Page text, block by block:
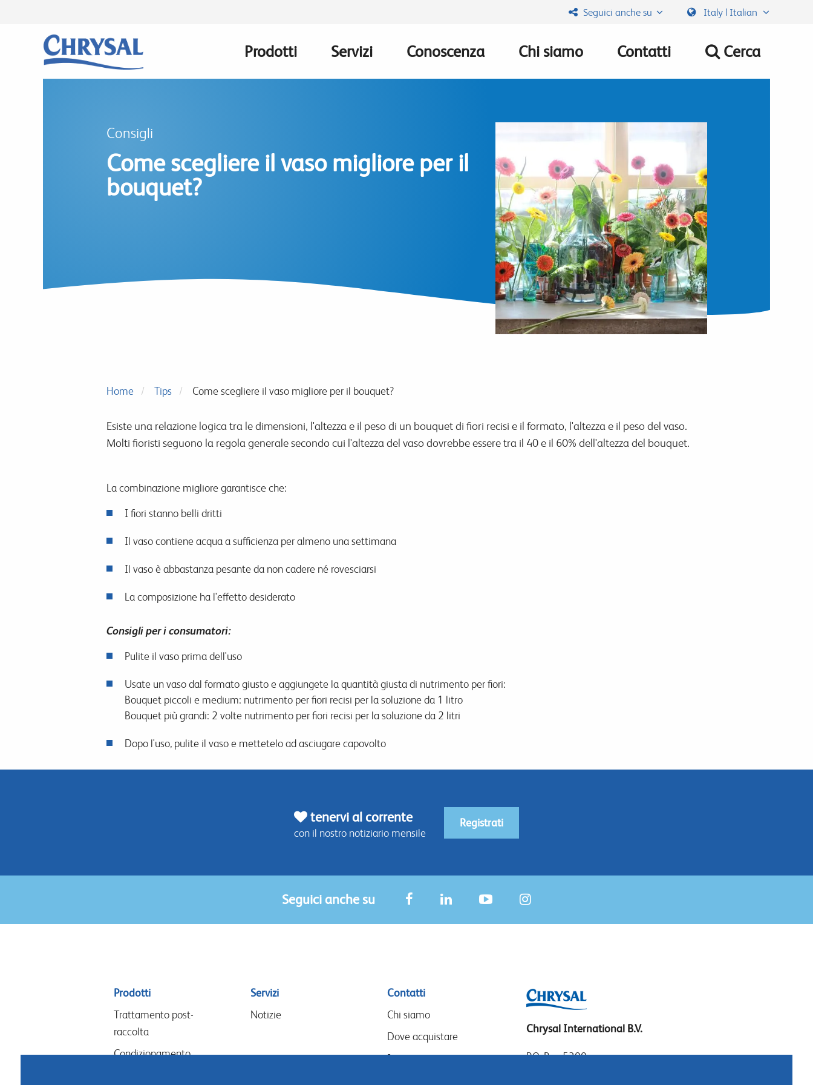
Seguici anche su Italy | Italian
Main
Prodotti Servizi Conoscenza Chi siamo Contatti Cerca
Consigli
Come scegliere il vaso migliore per il
bouquet?
Home Tips Come scegliere il vaso migliore per il bouquet?
Esiste una relazione logica tra le dimensioni, l'altezza e il peso di un bouquet di fiori recisi e il formato, l'altezza e il peso del vaso.
Molti fioristi seguono la regola generale secondo cui l'altezza del vaso dovrebbe essere tra il 40 e il 60% dell'altezza del bouquet.
La combinazione migliore garantisce che:
I fiori stanno belli dritti
Il vaso contiene acqua a sufficienza per almeno una settimana
Il vaso è abbastanza pesante da non cadere né rovesciarsi
La composizione ha l'effetto desiderato
Consigli per i consumatori:
Pulite il vaso prima dell'uso
Usate un vaso dal formato giusto e aggiungete la quantità giusta di nutrimento per fiori:
Bouquet piccoli e medium: nutrimento per fiori recisi per la soluzione da 1 litro
Bouquet più grandi: 2 volte nutrimento per fiori recisi per la soluzione da 2 litri
Dopo l'uso, pulite il vaso e mettetelo ad asciugare capovolto
tenervi al corrente
con il nostro notiziario mensile
Registrati
Seguici anche su
Sitemap
menu
Prodotti
Trattamento post-
raccolta
Condizionamento
Servizi
Notizie
Contatti
Chi siamo
Dove acquistare
I nostri partner
Chrysal International B.V.
P.O. Box 5300